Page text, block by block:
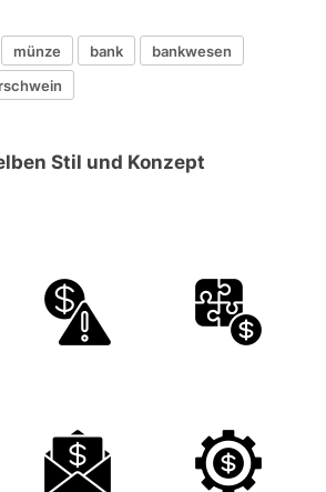
münze bank
bankwesen
Stil und Konzept